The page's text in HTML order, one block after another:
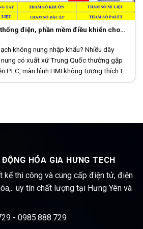
điện, phần mềm điều khiển cho
Trung Quốc sang Việt Nam
không nung nhập khẩu? Nhiều dây
có xuất xứ Trung Quốc thường gặp
PLC, màn hình HMI không tương thích tại
HÓA GIA HƯNG TECH
thi công và cung cấp điện tử, điện
uy tín chất lượng tại Hưng Yên và
- 0985.888.729